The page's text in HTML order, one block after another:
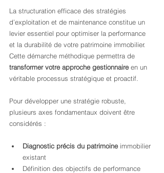
La structuration efficace des stratégies
d’exploitation et de maintenance constitue un
levier essentiel pour optimiser la performance
et la durabilité de votre patrimoine immobilier.
Cette démarche méthodique permettra de
transformer votre approche gestionnaire en un
véritable processus stratégique et proactif.
Pour développer une stratégie robuste,
plusieurs axes fondamentaux doivent être
considérés :
Diagnostic précis du patrimoine immobilier
existant
Définition des objectifs de performance